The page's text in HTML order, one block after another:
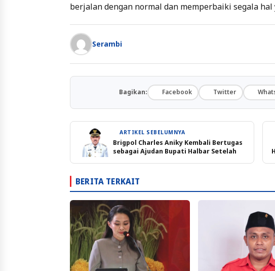
berjalan dengan normal dan memperbaiki segala
Serambi
Bagikan: Facebook Twitter
ARTIKEL SEBELUMNYA
Brigpol Charles Aniky Kembali Bertugas
sebagai Ajudan Bupati Halbar Setelah
BERITA TERKAIT